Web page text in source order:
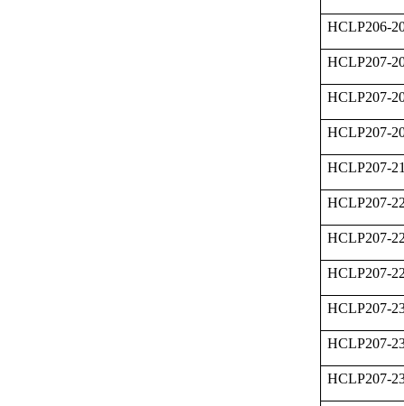
HCLP206-
HCLP207-
HCLP207-
HCLP207-
HCLP207-
HCLP207-
HCLP207-
HCLP207-
HCLP207-
HCLP207-
HCLP207-